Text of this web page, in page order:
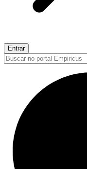
Entrar